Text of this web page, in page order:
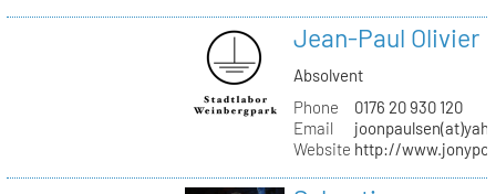
Jean-Paul Olivier
Absolvent
Phone
0176 20 930 120
Email
Website http://